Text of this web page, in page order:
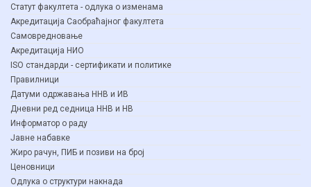
Статут факултета - одлука о изменама
Акредитација Саобраћајног факултета
Самовредновање
Акредитација НИО
ISO стандарди - сертификати и политике
Правилници
Датуми одржавања ННВ и ИВ
Дневни ред седница ННВ и НВ
Информатор о раду
Јавне набавке
Жиро рачун, ПИБ и позиви на број
Ценовници
Одлука о структури накнада